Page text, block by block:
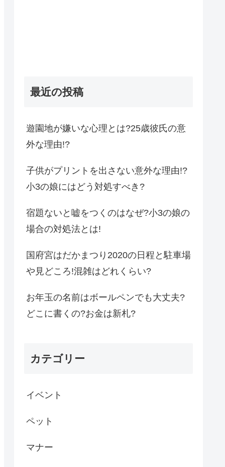
最近の投稿
遊園地が嫌いな心理とは?25歳彼氏の意
外な理由!?
子供がプリントを出さない意外な理由!?
小3の娘にはどう対処すべき?
宿題ないと嘘をつくのはなぜ?小3の娘の
場合の対処法とは!
国府宮はだかまつり2020の日程と駐車場
や見どころ!混雑はどれくらい?
お年玉の名前はボールペンでも大丈夫?
どこに書くの?お金は新札?
カテゴリー
イベント
ペット
マナー